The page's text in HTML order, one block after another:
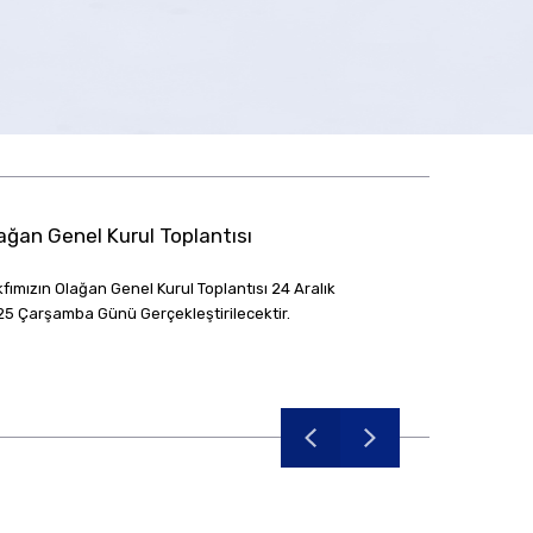
Genel Kurul Toplantısı
Olağan Genel Kurul Toplantısı 24 Aralık
Çarşamba Günü Gerçekleştirilecektir.